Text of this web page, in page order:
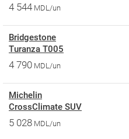
4 544 MDL/un
Bridgestone
Turanza T005
4 790 MDL/un
Michelin
CrossClimate SUV
5 028 MDL/un